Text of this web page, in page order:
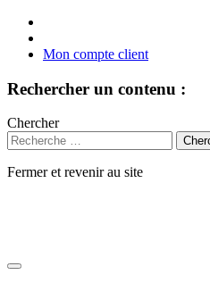
Mon compte client
Rechercher un contenu :
Chercher
Fermer et revenir au site